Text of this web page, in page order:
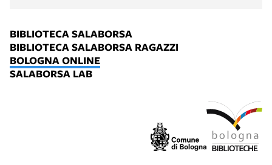
BIBLIOTECA SALABORSA
BIBLIOTECA SALABORSA RAGAZZI
BOLOGNA ONLINE
SALABORSA LAB